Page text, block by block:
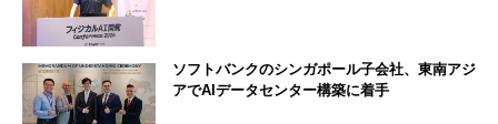
ソフトバンクのシンガポール子会社、東南アジ
アでAIデータセンター構築に着手